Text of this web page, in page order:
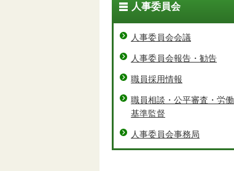
人事委員会
人事委員会会議
人事委員会報告・勧告
職員採用情報
職員相談・公平審査・労働
基準監督
人事委員会事務局